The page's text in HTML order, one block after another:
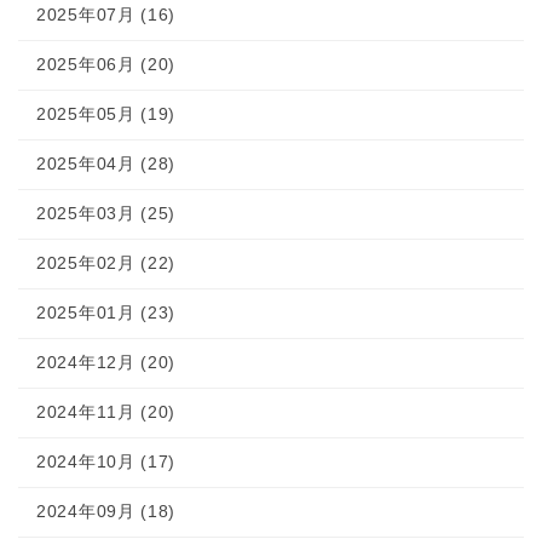
2025年07月 (16)
2025年06月 (20)
2025年05月 (19)
2025年04月 (28)
2025年03月 (25)
2025年02月 (22)
2025年01月 (23)
2024年12月 (20)
2024年11月 (20)
2024年10月 (17)
2024年09月 (18)